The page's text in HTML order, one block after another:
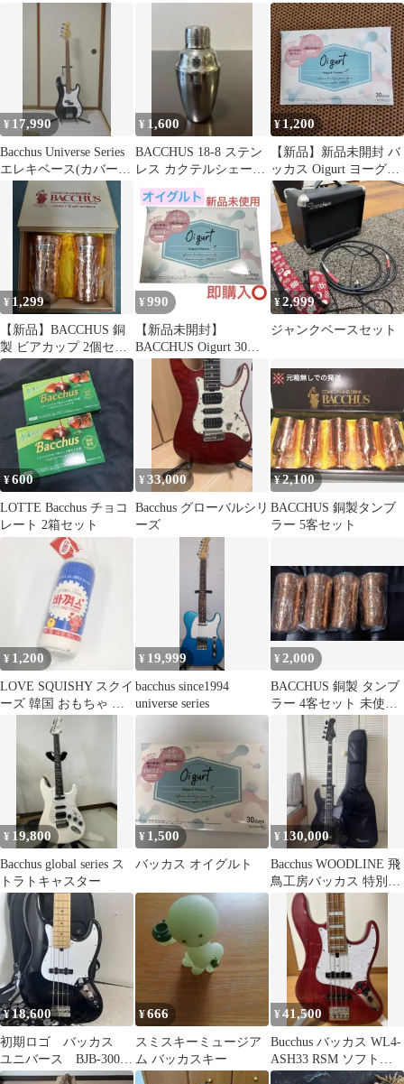
音出OK 超美中古品
ケース付
¥ 17,990
Bacchus Universe Series
エレキベース(カバー付
¥ 1,600
BACCHUS 18-8 ステン
レス カクテルシェーカ
ー ビンテージ
¥1,200
【新品】新品未開封 バ
ッカス Oigurt ヨーグル
ト風味 30日分
¥ 1,299
【新品】BACCHUS 銅
製 ビアカップ 2個セッ
ト 木箱入り
¥ 990
【新品未開封】
BACCHUS Oigurt 30日
¥2,999
ジャンクベースセット
¥600
LOTTE Bacchus チョコ
レート 2箱セット
¥33,000
Bacchus グローバルシリ
ーズ
¥2,100
BACCHUS 銅製タンブ
ラー 5客セット
¥ 1,200
LOVE SQUISHY スクイ
ーズ 韓国 おもちゃ 新
品 現地 バッカス
¥ 19,999
bacchus since1994
universe series
¥ 2,000
BACCHUS 銅製 タンブ
ラー 4客セット 未使用
¥ 19,800
Bacchus global series ス
トラトキャスター
¥ 1,500
バッカス オイグルト
¥ 130,000
Bacchus WOODLINE 飛
鳥工房バッカス 特別仕
¥18,600
初期ロゴ バッカス
ユニバース BJB-300M
ジャズベース 美中古
¥666
スミスキーミュージア
ム バッカスキー
¥41,500
Bucchus バッカス WL4-
ASH33 RSM ソフトケ
ース付き